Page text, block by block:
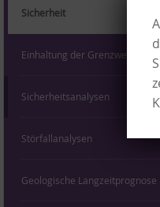
Si­cher­heit
Ein­hal­tung der Grenz­wer­te
Si­cher­heits­ana­ly­sen
Stör­fall­ana­ly­sen
Geo­lo­gi­sche Lang­zeit­pro­gno­se